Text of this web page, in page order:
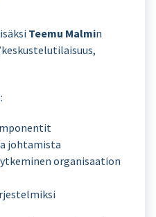
Teemu Malmin
johtamista
organisaation